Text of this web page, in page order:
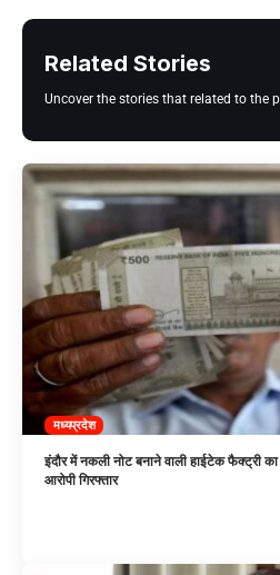
Related Stories
Uncover the stories that related to the
मध्यप्रदेश
इंदौर में नकली नोट बनाने वाली हाईटेक फैक्ट्री
आरोपी गिरफ्तार